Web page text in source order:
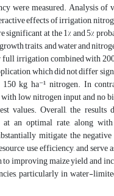
were measured. Analysis of
effects of irrigation,
significant at the 1% and 5%
traits, and water and
irrigation combined with
which did not differ
kg ha⁻¹ nitrogen. In
low nitrogen input and no
values. Overall, the results
at an optimal rate, along
mitigate the
use efficiency, and serve
to improving maize yield and
particularly in water-